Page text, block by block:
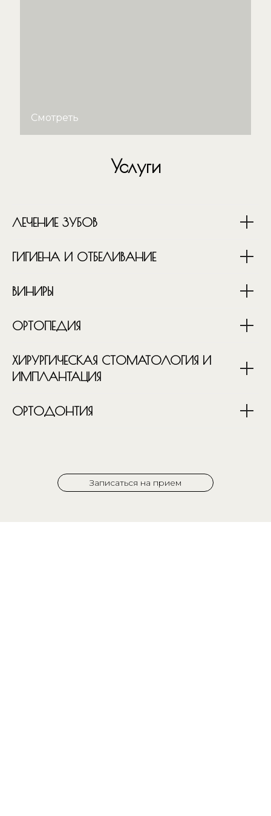
Смотреть
Услуги
ЛЕЧЕНИЕ ЗУБОВ
ГИГИЕНА И ОТБЕЛИВАНИЕ
ВИНИРЫ
ОРТОПЕДИЯ
ХИРУРГИЧЕСКАЯ СТОМАТОЛОГИЯ И
ИМПЛАНТАЦИЯ
ОРТОДОНТИЯ
Записаться на прием